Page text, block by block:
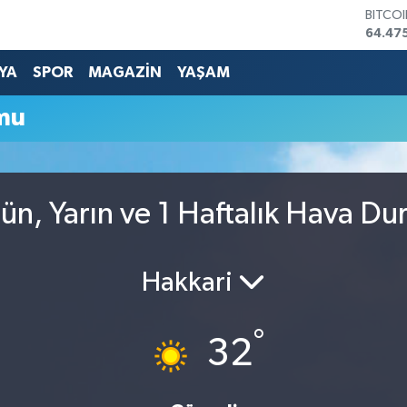
13.703
SPOR MAGAZİN YAŞAM
Yarın ve 1 Haftalık Hava
Hakkari
32°